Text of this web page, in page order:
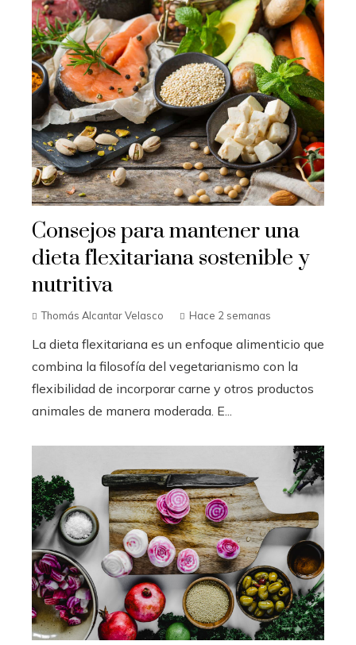
Consejos para mantener una
dieta flexitariana sostenible y
nutritiva
Thomás Alcantar Velasco Hace 2 semanas
La dieta flexitariana es un enfoque alimenticio que
combina la filosofía del vegetarianismo con la
flexibilidad de incorporar carne y otros productos
animales de manera moderada. E...